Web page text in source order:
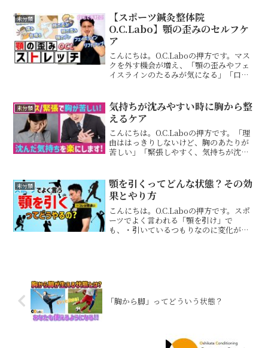
大切なのは、飲み会を我慢す...
未分類
【スポーツ鍼灸整体院
O.C.Labo】顎の歪みのセルフケ
ア
こんにちは。O.C.Laboの押方です。マス
クを外す機会が増え、「顎の歪みやフェ
イスラインのたるみが気になる」「口を
はないでしょうか？今回は、顔の歪みや
顎関節症でお悩み...
未分類
気持ちが沈みやすい時に胸から整
えるケア
こんにちは。O.C.Laboの押方です。「理
由ははっきりしないけど、胸のあたりが
苦しい」「緊張しやすく、気持ちが沈み
さやストレスが続く方ほど感じやすいも
のです。気分の問...
未分類
顎を引くってどんな状態？その効
果とやり方
こんにちは。O.C.Laboの押方です。スポ
ーツでよく言われる「顎を引け」で
も、・引いているつもりなのに変化がな
「胸から脚」ってどういう状態？